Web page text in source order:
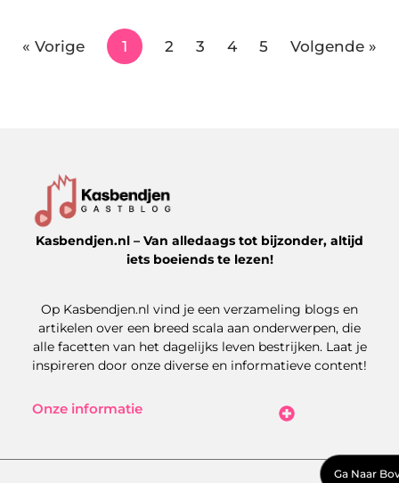
Ga Naar
« Vorige 1 2 3 4 5 Volgende »
Kasbendjen.nl – Van alledaags tot bijzonder, altijd
iets boeiends te lezen!
Op Kasbendjen.nl vind je een verzameling blogs en
artikelen over een breed scala aan onderwerpen, die
alle facetten van het dagelijks leven bestrijken. Laat je
inspireren door onze diverse en informatieve content!
Onze informatie